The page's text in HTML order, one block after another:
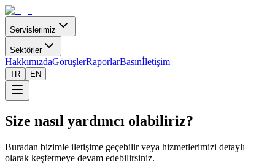
Servislerimiz
Sektörler
HakkımızdaGörüşlerRaporlarBasınİletişim
TR EN
Size nasıl yardımcı olabiliriz?
Buradan bizimle iletişime geçebilir veya hizmetlerimizi detaylı
olarak keşfetmeye devam edebilirsiniz.